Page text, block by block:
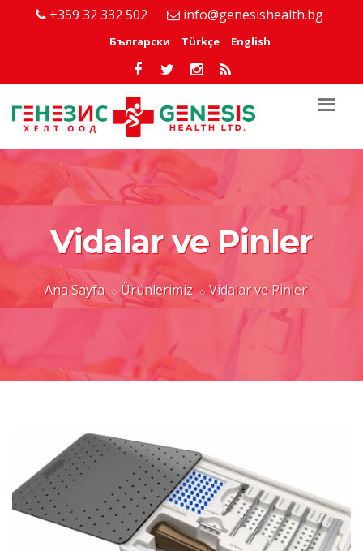
+359 32 332 502 info@genesishealth.bg
Български Türkçe English
Vidalar ve Pinler
Ana Sayfa Ürünlerimiz Vidalar ve Pinler